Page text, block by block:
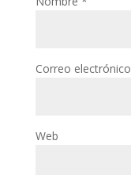
Correo electrónico
Web